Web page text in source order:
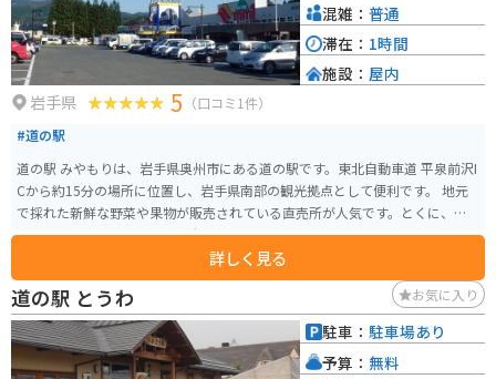
岩手県 5 （口コミ1件）
#道の駅
道の駅 みやもりは、岩手県奥州市にある道の駅です。東北自動車道 平泉前沢I
Cから約15分の場所に位置し、岩手県南部の観光拠点として便利です。 地元
で採れた新鮮な野菜や果物が販売されている直売所が人気です。とくに、江
刺りんごやひとめぼれなど、岩手県を代表する農産物は見逃せません。 レス
トランでは、地元食材をふんだんに使った料理を楽しむことができます。お
すすめは、前沢牛を使った牛丼や、江刺りんごを使ったアップルパイです。
バイクで訪れる際には、道の駅 みやもりは広々とした駐車場があるので安心
です。周辺には、世界遺産の平泉や、温泉地として知られる花巻温泉郷など、
観光スポットも豊富です。 道の駅 みやもりは、地元の特産品を味わうことが
でき、観光の拠点としても最適な場所です。
詳しく見る
混雑： 普通
滞在： 1時間
施設： 屋内
道の駅 とうわ お気に入り
駐車： 駐車場あり
予算： 無料